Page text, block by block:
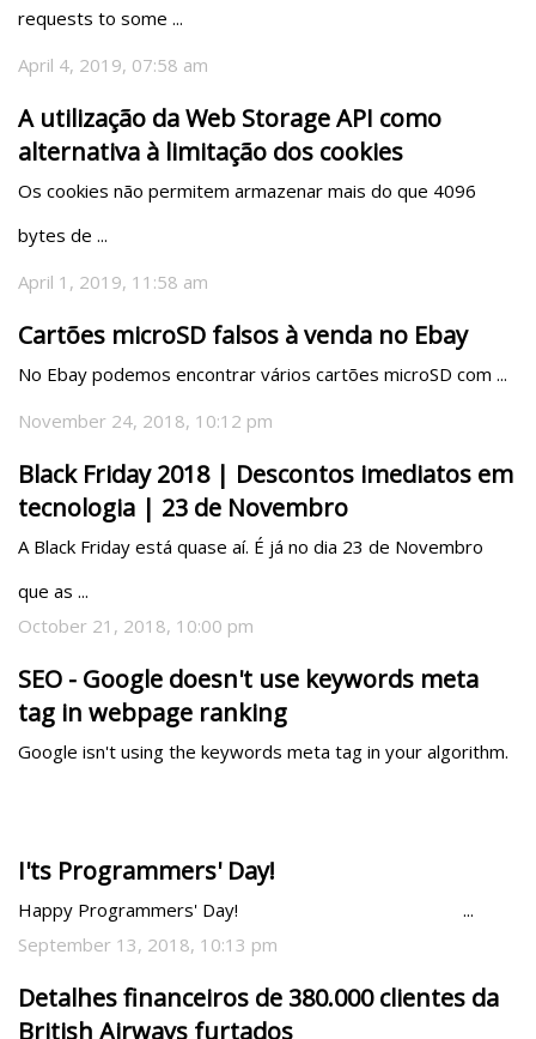
requests to some ...
April 4, 2019, 07:58 am
A utilização da Web Storage API como
alternativa à limitação dos cookies
Os cookies não permitem armazenar mais do que 4096
bytes de ...
April 1, 2019, 11:58 am
Cartões microSD falsos à venda no Ebay
No Ebay podemos encontrar vários cartões microSD com ...
November 24, 2018, 10:12 pm
Black Friday 2018 | Descontos imediatos em
tecnologia | 23 de Novembro
A Black Friday está quase aí. É já no dia 23 de Novembro
que as ...
October 21, 2018, 10:00 pm
SEO - Google doesn't use keywords meta
tag in webpage ranking
Google isn't using the keywords meta tag in your algorithm.
I'ts Programmers' Day!
Happy Programmers' Day!                                               ...
September 13, 2018, 10:13 pm
Detalhes financeiros de 380.000 clientes da
British Airways furtados